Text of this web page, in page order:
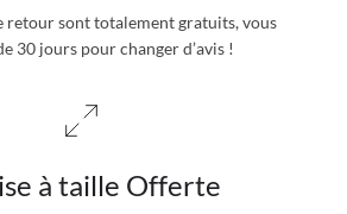
retour sont totalement gratuits, vous
30 jours pour changer d’avis !
à taille Offerte